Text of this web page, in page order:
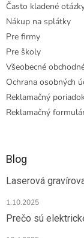
Často kladené
Nákup na splátky
Pre firmy
Pre školy
Všeobecné
Ochrana osobných
Reklamačný
Reklamačný
Blog
Laserová
1.10.2025
Prečo sú